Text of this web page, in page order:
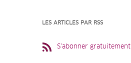
LES ARTICLES PAR RSS
S’abonner gratuitement